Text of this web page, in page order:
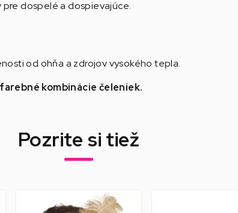
dospelé a dospievajúce.
od ohňa a zdrojov vysokého tepla.
kombinácie čeleniek.
Pozrite si tiež